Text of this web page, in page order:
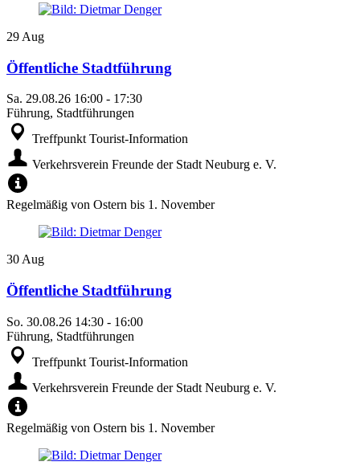
29 Aug
Öffentliche Stadtführung
Sa. 29.08.26 16:00 - 17:30
Führung, Stadtführungen
Treffpunkt Tourist-Information
Verkehrsverein Freunde der Stadt Neuburg e. V.
Regelmäßig von Ostern bis 1. November
30 Aug
Öffentliche Stadtführung
So. 30.08.26 14:30 - 16:00
Führung, Stadtführungen
Treffpunkt Tourist-Information
Verkehrsverein Freunde der Stadt Neuburg e. V.
Regelmäßig von Ostern bis 1. November